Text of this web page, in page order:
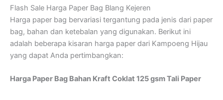
Flash Sale Harga Paper Bag Blang Kejeren
Harga paper bag bervariasi tergantung pada jenis dari paper
bag, bahan dan ketebalan yang digunakan. Berikut ini
adalah beberapa kisaran harga paper dari Kampoeng Hijau
yang dapat Anda pertimbangkan:
Harga Paper Bag Bahan Kraft Coklat 125 gsm Tali Paper